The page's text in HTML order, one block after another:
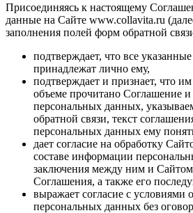
Присоединяясь к настоящему
данные на Сайте www.collavita.ru
заполнения полей форм обратной
подтверждает, что все
принадлежат лично ему,
подтверждает и признает, что
объеме прочитано Соглашение и
персональных данных,
обратной связи, текст
персональных данных ему
дает согласие на обработку
составе информации
заключения между ним и
Соглашения, а также его
выражает согласие с условиями
персональных данных без